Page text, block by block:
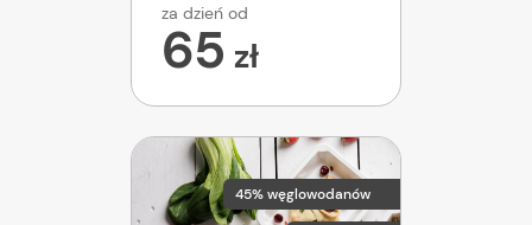
za dzień od
65 zł
45% węglowodanów